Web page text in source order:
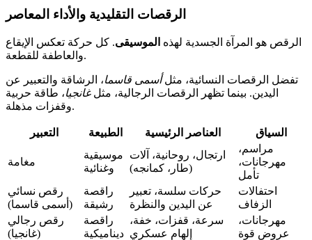
الرقصات التقليدية والأداء المعاصر
الرقص هو المرآة الجسدية لهذه الموسيقى. كل حركة تعكس الإيقاع
والعاطفة للقطعة.
تفضل الرقصات النسائية، مثلأسمى قاسما، الرشاقة والتعبير عن
اليدين. بينما تظهر الرقصات الرجالية، مثلغانجيا، طاقة حربية
وقفزات مذهلة.
التعبير الطبيعة العناصر الرئيسية السياق
مغامة
موسيقية
وغنائية
ارتجال، روحانية، آلات
(طار، كمانجه)
مراسم،
مهرجانات،
تأمل
رقص نسائي
(أسمى قاسما)
راقصة
رشيقة
حركات سلسة، تعبير
عن اليدين والنظرة
احتفالات
الزفاف
رقص رجالي
(غانجيا)
راقصة
ديناميكية
سرعة، قفزات، خفة،
إلهام عسكري
مهرجانات،
عروض قوة